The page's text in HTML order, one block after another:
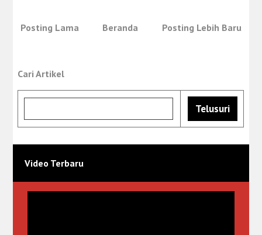
Posting Lebih Baru
Posting Lama Beranda
Cari Artikel
Video Terbaru